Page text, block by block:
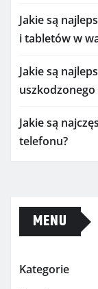
Jakie są
i tabletów w
Jakie są
Jakie są
telefonu?
MENU
Kategorie